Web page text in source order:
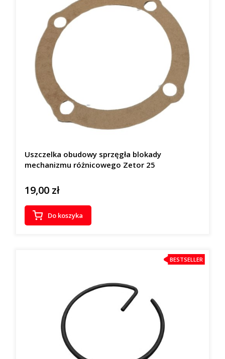
Uszczelka obudowy sprzęgła blokady
mechanizmu różnicowego Zetor 25
Cena
19,00 zł
Do koszyka
BESTSELLER